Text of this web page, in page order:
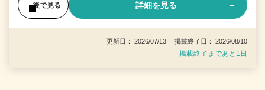
後で見る 詳細を見る
更新日： 2026/07/13 掲載終了日： 2026/08/10
掲載終了まであと1日